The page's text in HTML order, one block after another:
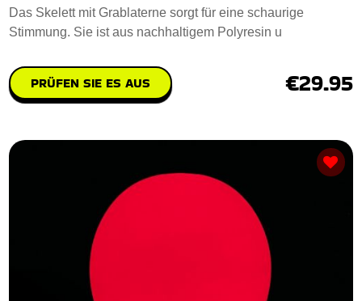
Das Skelett mit Grablaterne sorgt für eine schaurige
Stimmung. Sie ist aus nachhaltigem Polyresin u
PRÜFEN SIE ES AUS €29.95